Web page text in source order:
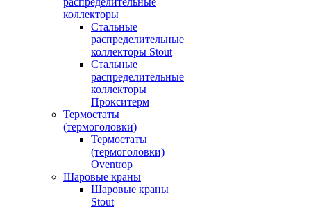
коллекторы
Стальные
распределительные
коллекторы Stout
Стальные
распределительные
коллекторы
Прокситерм
Термостаты
(термоголовки)
Термостаты
(термоголовки)
Oventrop
Шаровые краны
Шаровые краны
Stout